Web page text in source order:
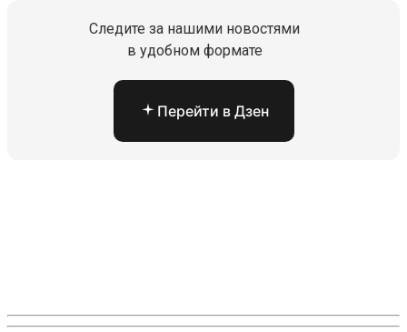
Следите за нашими новостями
в удобном формате
Перейти в Дзен